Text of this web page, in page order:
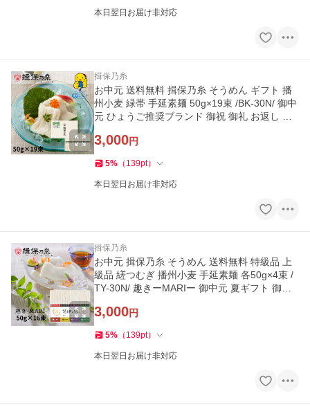
本日翌日お届け非対応
揖保乃糸
お中元 送料無料 揖保乃糸 そうめん ギフト 播
州小麦 緑帯 手延素麺 50g×19束 /BK-30N/ 御中
元 ひょうご推奨ブランド 御祝 御礼 お返し 内
3,000円
5% （ 139pt）
本日翌日お届け非対応
揖保乃糸
お中元 揖保乃糸 そうめん 送料無料 特級品 上
級品 縒つむぎ 播州小麦 手延素麺 各50g×4束 /
TY-30N/ 趣きーMARIー 御中元 夏ギフト 御祝
3,000円
5% （ 139pt）
本日翌日お届け非対応